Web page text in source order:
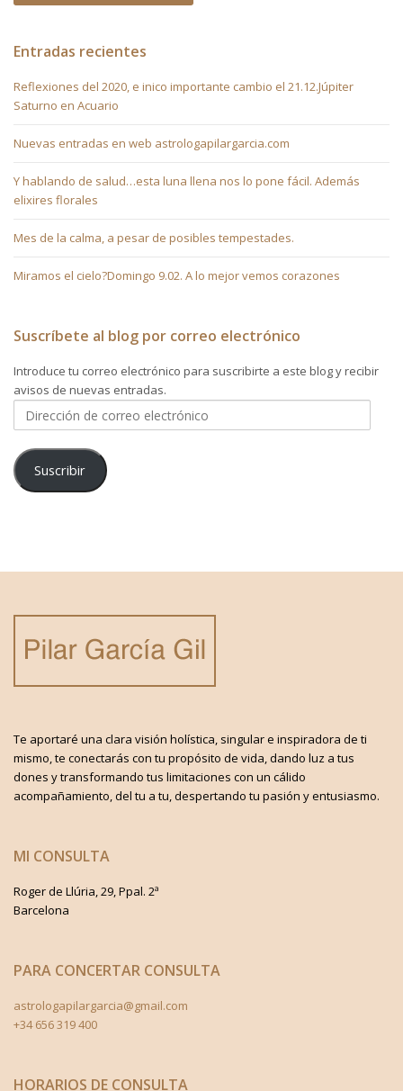
Entradas recientes
Reflexiones del 2020, e inico importante cambio el 21.12.Júpiter
Saturno en Acuario
Nuevas entradas en web astrologapilargarcia.com
Y hablando de salud…esta luna llena nos lo pone fácil. Además
elixires florales
Mes de la calma, a pesar de posibles tempestades.
Miramos el cielo?Domingo 9.02. A lo mejor vemos corazones
Suscríbete al blog por correo electrónico
Introduce tu correo electrónico para suscribirte a este blog y recibir
avisos de nuevas entradas.
Dirección
de
correo
electrónico
Suscribir
Te aportaré una clara visión holística, singular e inspiradora de ti
mismo, te conectarás con tu propósito de vida, dando luz a tus
dones y transformando tus limitaciones con un cálido
acompañamiento, del tu a tu, despertando tu pasión y entusiasmo.
MI CONSULTA
Roger de Llúria, 29, Ppal. 2ª
Barcelona
PARA CONCERTAR CONSULTA
astrologapilargarcia@gmail.com
+34 656 319 400
HORARIOS DE CONSULTA